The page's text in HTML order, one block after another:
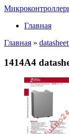
Главная
Главная » datasheet
1414A4